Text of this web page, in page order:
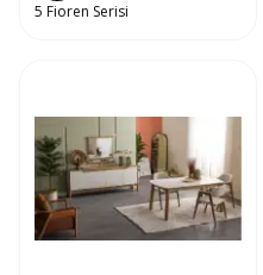
5 Fioren Serisi